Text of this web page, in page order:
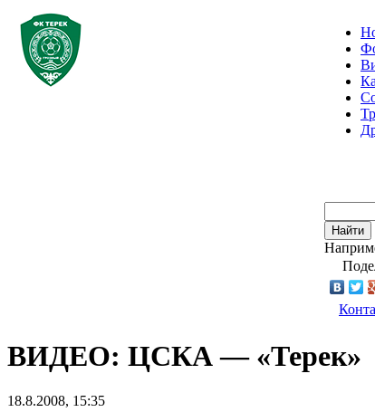
Найти
ВИДЕО: ЦСКА — «Терек»
18.8.2008, 15:35